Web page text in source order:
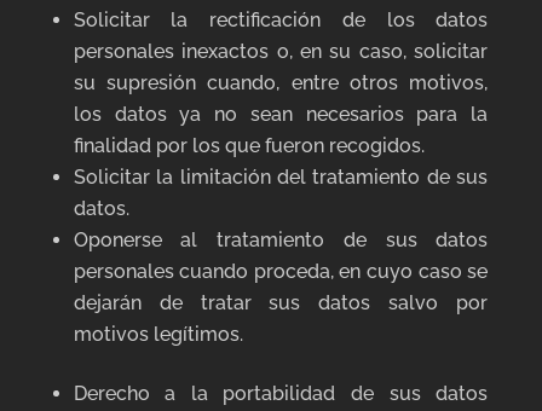
Solicitar la rectificación de los datos
personales inexactos o, en su caso, solicitar
su supresión cuando, entre otros motivos,
los datos ya no sean necesarios para la
finalidad por los que fueron recogidos.
Solicitar la limitación del tratamiento de sus
datos.
Oponerse al tratamiento de sus datos
personales cuando proceda, en cuyo caso se
dejarán de tratar sus datos salvo por
motivos legítimos.
Derecho a la portabilidad de sus datos